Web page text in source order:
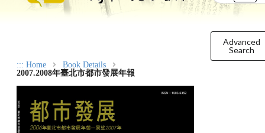
Advanced
Search
::: Home
Book Details
2007.2008年臺北市都市發展年報